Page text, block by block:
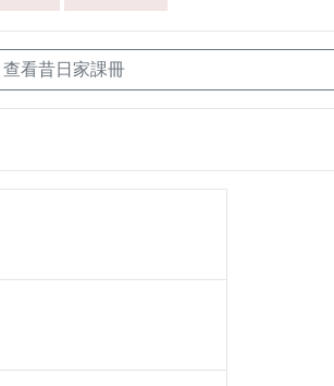
查看昔日家課冊